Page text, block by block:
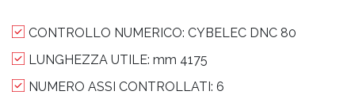
CONTROLLO NUMERICO: CYBELEC DNC 80
LUNGHEZZA UTILE: mm 4175
NUMERO ASSI CONTROLLATI: 6